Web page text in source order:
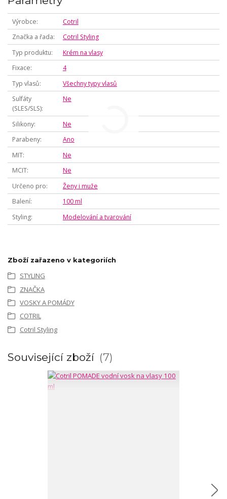
Výrobce
Cotril
Značka a řada
Cotril Styling
Typ produktu
Krém na vlasy
Fixace
4
Typ vlasů
Všechny typy vlasů
Sulfáty
(SLES/SLS)
Ne
Silikony
Ne
Parabeny
Ano
MIT
Ne
MCIT
Ne
Určeno pro
Ženy i muže
Balení
100 ml
Styling
Modelování a tvarování
Zboží zařazeno v kategoriích
STYLING
ZNAČKA
VOSKY A POMÁDY
COTRIL
Cotril Styling
Související zboží 7